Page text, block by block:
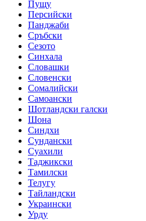
Пущу
Персийски
Панджаби
Сръбски
Сезото
Синхала
Словашки
Словенски
Сомалийски
Самоански
Шотландски галски
Шона
Синдхи
Сундански
Суахили
Таджикски
Тамилски
Телугу
Тайландски
Украински
Урду